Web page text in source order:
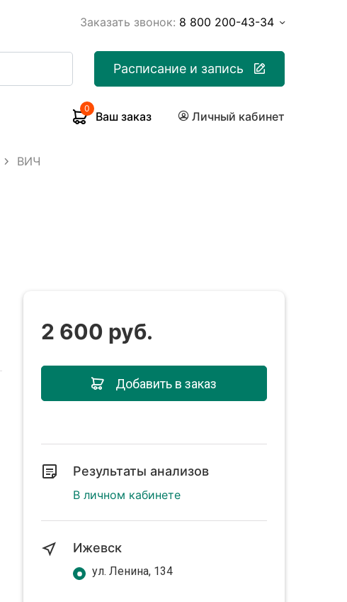
Заказать звонок: 8 800 200-43-34
Расписание и запись
0
Ваш заказ Личный кабинет
ВИЧ
2 600 руб.
Добавить в заказ
Результаты анализов
В личном кабинете
Ижевск
ул. Ленина, 134